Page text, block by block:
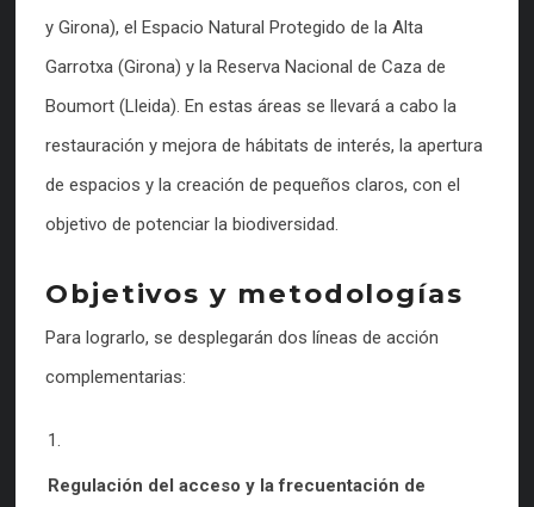
y Girona), el Espacio Natural Protegido de la Alta
Garrotxa (Girona) y la Reserva Nacional de Caza de
Boumort (Lleida). En estas áreas se llevará a cabo la
restauración y mejora de hábitats de interés, la apertura
de espacios y la creación de pequeños claros, con el
objetivo de potenciar la biodiversidad.
Objetivos y metodologías
Para lograrlo, se desplegarán dos líneas de acción
complementarias:
Regulación del acceso y la frecuentación de